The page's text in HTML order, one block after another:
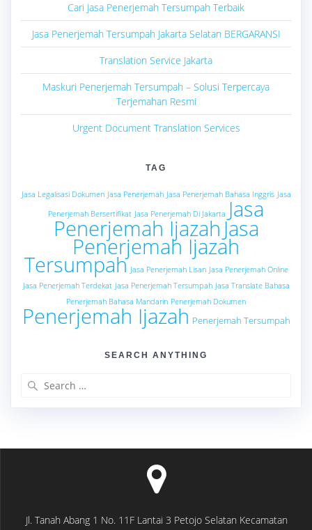
Cari Jasa Penerjemah Tersumpah Terbaik
Jasa Penerjemah Tersumpah Jakarta Selatan BERGARANSI
Translation Service Jakarta
Maskuri Penerjemah Tersumpah – Solusi Terpercaya
Terjemahan Resmi
Urgent Document Translation Services
TAG
Jasa Legalisasi Dokumen Jasa Penerjemah Jasa Penerjemah Bahasa Inggris Jasa
Penerjemah Bersertifikat Jasa Penerjemah Di Jakarta Jasa
Penerjemah Ijazah Jasa
Penerjemah Ijazah
Tersumpah Jasa Penerjemah Lisan Jasa Penerjemah Online
Jasa Penerjemah Terdekat Jasa Penerjemah Tersumpah Jasa Translate Bahasa
Penerjemah Bahasa Mandarin Penerjemah Dokumen
Penerjemah Ijazah Penerjemah Tersumpah
SEARCH ANYTHING
Jl. Tanah Abang 1 No. 11F Lantai 3 Petojo Selatan Kecamatan